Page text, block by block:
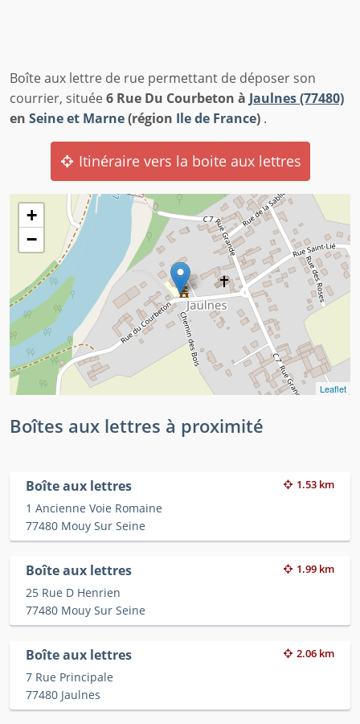
Boîte aux lettre de rue permettant de déposer son
courrier, située6 Rue Du Courbeton à Jaulnes (77480)
en Seine et Marne(région Ile de France) .
Itinéraire vers la boite aux lettres
+
−
Leaflet
Boîtes aux lettres à proximité
Boîte aux lettres 1.53 km
1 Ancienne Voie Romaine
77480 Mouy Sur Seine
Boîte aux lettres 1.99 km
25 Rue D Henrien
77480 Mouy Sur Seine
Boîte aux lettres 2.06 km
7 Rue Principale
77480 Jaulnes